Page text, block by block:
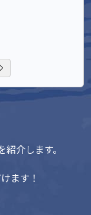
介します。
ます！